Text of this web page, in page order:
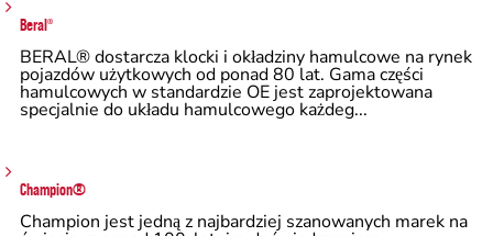
Beral®
BERAL® dostarcza klocki i okładziny hamulcowe na rynek
pojazdów użytkowych od ponad 80 lat. Gama części
hamulcowych w standardzie OE jest zaprojektowana
specjalnie do układu hamulcowego każdeg...
Champion®
Champion jest jedną z najbardziej szanowanych marek na